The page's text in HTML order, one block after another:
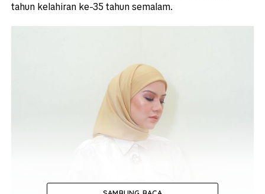
tahun kelahiran ke-35 tahun semalam.